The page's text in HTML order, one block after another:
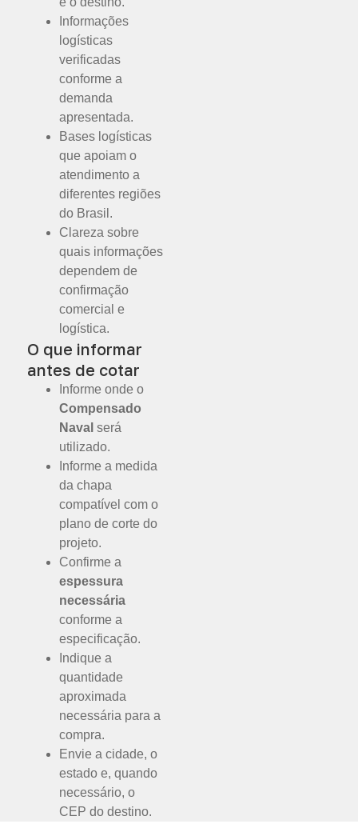
Informações
logísticas
verificadas
conforme a
demanda
apresentada.
Bases logísticas
que apoiam o
atendimento a
diferentes regiões
do Brasil.
Clareza sobre
quais informações
dependem de
confirmação
comercial e
logística.
O que informar
antes de cotar
Informe onde o
Compensado
Naval será
utilizado.
Informe a medida
da chapa
compatível com o
plano de corte do
projeto.
Confirme a
espessura
necessária
conforme a
especificação.
Indique a
quantidade
aproximada
necessária para a
compra.
Envie a cidade, o
estado e, quando
necessário, o
CEP do destino.